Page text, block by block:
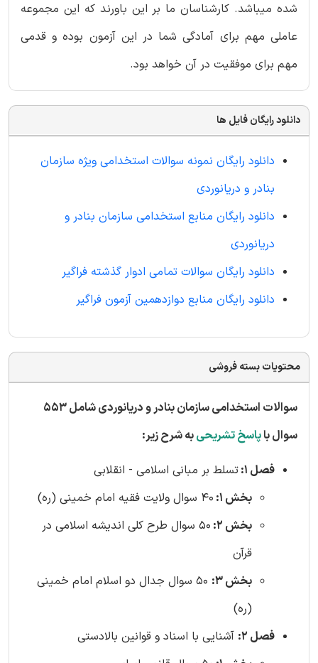
شده میباشد. کارشناسان ما بر این باورند که این مجموعه
عاملی مهم برای آمادگی شما در این آزمون بوده و قدمی
مهم برای موفقیت در آن خواهد بود.
دانلود رایگان فایل ها
دانلود رایگان نمونه سوالات استخدامی ویژه سازمان
بنادر و دریانوردی
دانلود رایگان منابع استخدامی سازمان بنادر و
دریانوردی
دانلود رایگان سوالات تمامی ادوار گذشته فراگیر
دانلود رایگان منابع دوازدهمین آزمون فراگیر
محتویات بسته فروشی
سوالات استخدامی سازمان بنادر و دریانوردی شامل 553
سوال باپاسخ تشریحیبه شرح زیر:
فصل 1:
تسلط بر مبانی اسلامی - انقلابی
بخش 1:
40 سوال ولایت فقیه امام خمینی (ره)
بخش 2:
50 سوال طرح کلی اندیشه اسلامی در
قرآن
بخش 3:
50 سوال جدال دو اسلام امام خمینی
(ره)
فصل 2:
آشنایی با اسناد و قوانین بالادستی